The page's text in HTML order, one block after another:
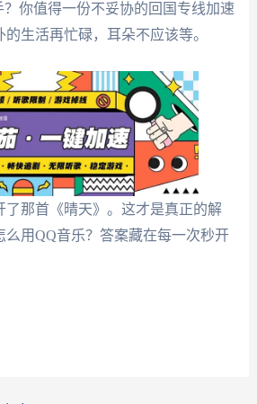
你值得一份不妥协的回国专线加速
生活再忙碌，耳朵不应该等。
了那首《晴天》。这才是真正的解
用QQ音乐？答案藏在每一次秒开